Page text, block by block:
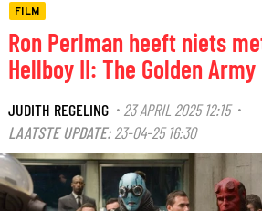
FILM
Ron Perlman heeft niets
Hellboy II: The Golden Army
JUDITH REGELING · 23 APRIL 2025 12:15·
LAATSTE UPDATE: 23-04-25 16:30